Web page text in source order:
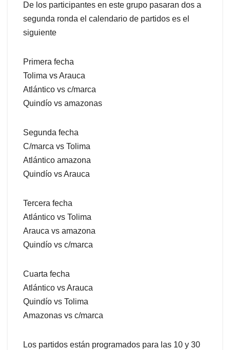
De los participantes en este grupo pasaran dos a
segunda ronda el calendario de partidos es el
siguiente
Primera fecha
Tolima vs Arauca
Atlántico vs c/marca
Quindío vs amazonas
Segunda fecha
C/marca vs Tolima
Atlántico amazona
Quindío vs Arauca
Tercera fecha
Atlántico vs Tolima
Arauca vs amazona
Quindío vs c/marca
Cuarta fecha
Atlántico vs Arauca
Quindío vs Tolima
Amazonas vs c/marca
Los partidos están programados para las 10 y 30